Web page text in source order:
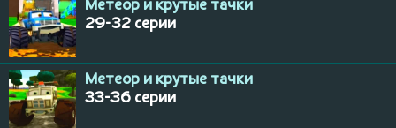
Метеор и крутые тачки
29-32 серии
Метеор и крутые тачки
33-36 серии